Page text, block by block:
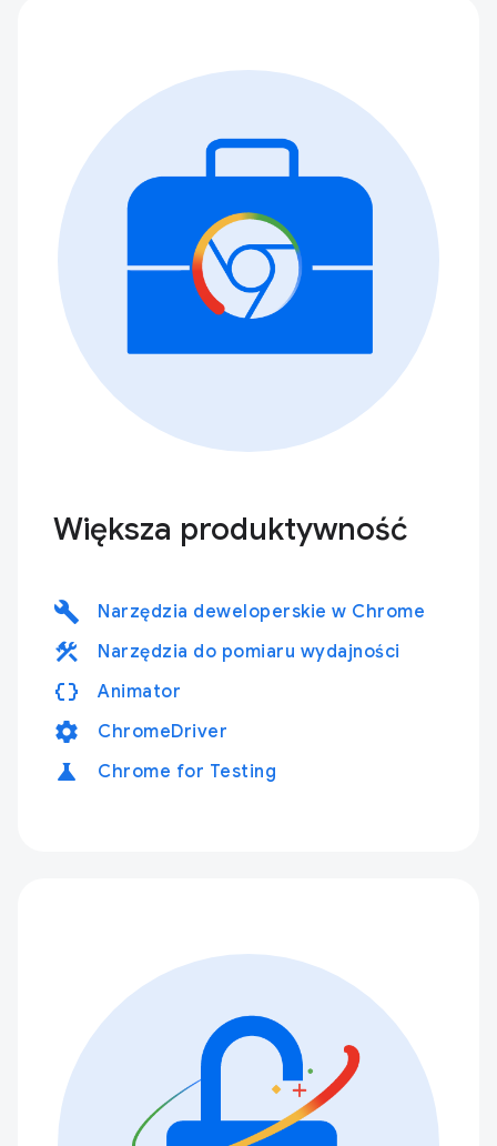
Większa produktywność
build Narzędzia deweloperskie w Chrome
construction Narzędzia do pomiaru wydajności
data_object Animator
settings ChromeDriver
science Chrome for Testing